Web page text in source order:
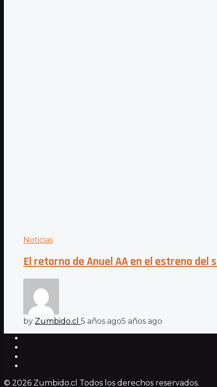
Noticias
El retorno de Anuel AA en el estreno del
by Zumbido.cl 5 años ago5 años ago
© 2026 Zumbido.cl Todos los derechos reservados.